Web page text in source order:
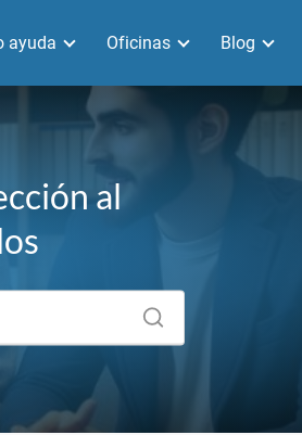
ayuda Oficinas Blog
al